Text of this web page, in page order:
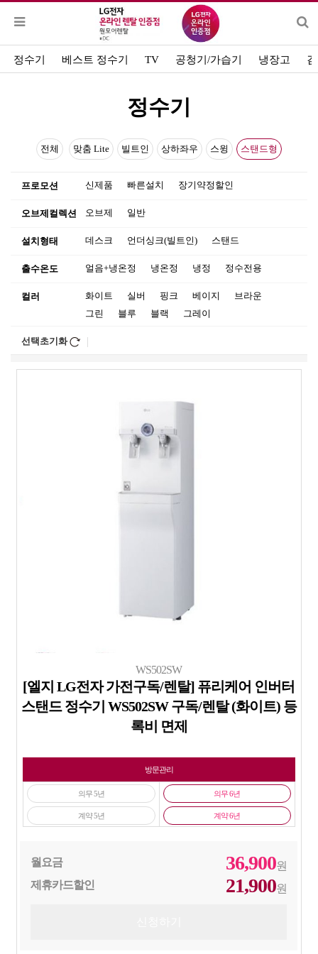
정수기 베스트 정수기 TV 공청기/가습기 냉장고
정수기
전체 맞춤 Lite 빌트인 상하좌우 스윙 스탠드형
프로모션 신제품 빠른설치 장기약정할인
오브제컬렉션 오브제 일반
설치형태 데스크 언더싱크(빌트인) 스탠드
출수온도 얼음+냉온정 냉온정 냉정 정수전용
컬러 화이트 실버 핑크 베이지
브라운
그린
블루 블랙 그레이
선택초기화
WS502SW
[엘지 LG전자 가전구독/렌탈] 퓨리케어 인버터
스탠드 정수기 WS502SW 구독/렌탈 (화이트) 등
록비 면제
방문관리
의무 5년
계약 5년
의무 6년
계약 6년
월요금 36,900원
제휴카드할인
21,900원